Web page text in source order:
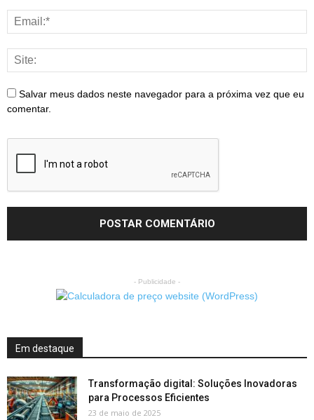
Salvar meus dados neste navegador para a próxima vez que eu
comentar.
- Publicidade -
Em destaque
Transformação digital: Soluções Inovadoras
para Processos Eficientes
23 de maio de 2025